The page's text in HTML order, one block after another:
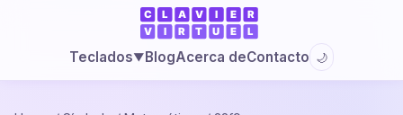
Teclados▼BlogAcerca deContacto 🌙